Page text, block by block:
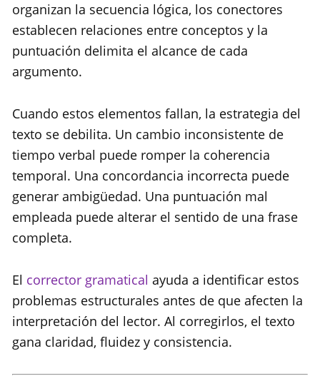
organizan la secuencia lógica, los conectores
establecen relaciones entre conceptos y la
puntuación delimita el alcance de cada
argumento.
Cuando estos elementos fallan, la estrategia del
texto se debilita. Un cambio inconsistente de
tiempo verbal puede romper la coherencia
temporal. Una concordancia incorrecta puede
generar ambigüedad. Una puntuación mal
empleada puede alterar el sentido de una frase
completa.
El corrector gramatical ayuda a identificar estos
problemas estructurales antes de que afecten la
interpretación del lector. Al corregirlos, el texto
gana claridad, fluidez y consistencia.